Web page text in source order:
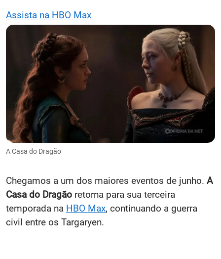
Assista na HBO Max
A Casa do Dragão
Chegamos a um dos maiores eventos de junho. A
Casa do Dragão retorna para sua terceira
temporada na HBO Max, continuando a guerra
civil entre os Targaryen.